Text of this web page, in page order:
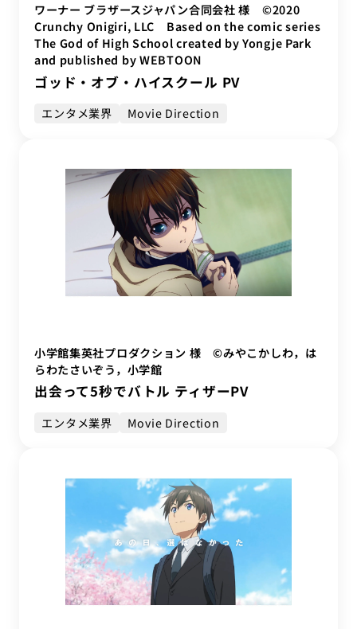
ワーナー ブラザースジャパン合同会社 様 ©2020
Crunchy Onigiri, LLC Based on the comic series
The God of High School created by Yongje Park
and published by WEBTOON
ゴッド・オブ・ハイスクール PV
エンタメ業界 Movie Direction
小学館集英社プロダクション 様 ©みやこかしわ，は
らわたさいぞう，小学館
出会って5秒でバトル ティザーPV
エンタメ業界 Movie Direction